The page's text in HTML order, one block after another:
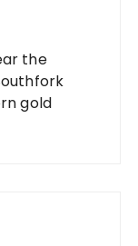
the
gold